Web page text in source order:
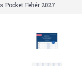
Pocket Fehér 2027